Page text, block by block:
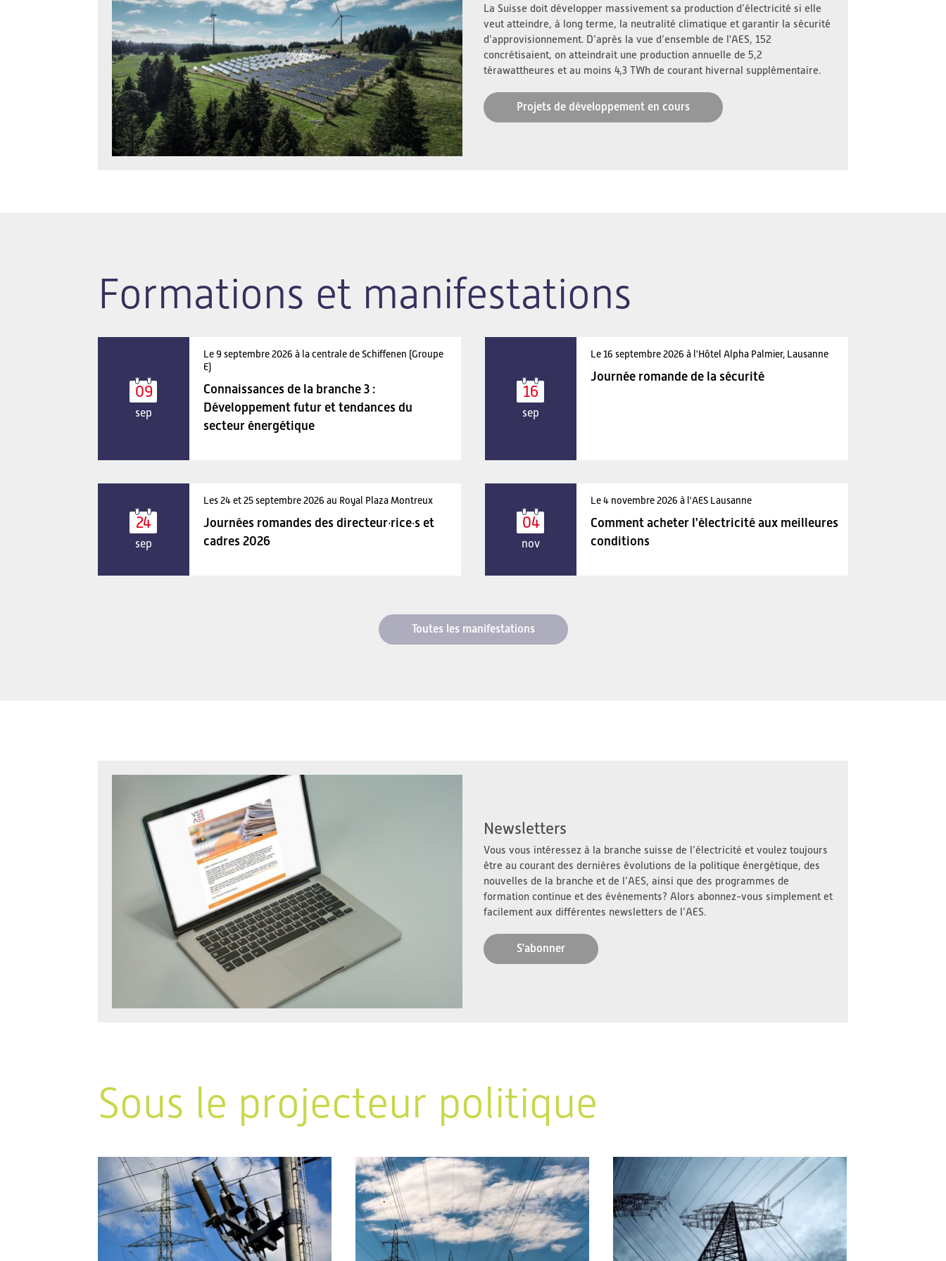
La Suisse doit développer massivement sa production d’électricité si elle
veut atteindre, à long terme, la neutralité climatique et garantir la sécurité
d’approvisionnement. D’après la vue d’ensemble de l'AES, 152
concrétisaient, on atteindrait une production annuelle de 5,2
térawattheures et au moins 4,3 TWh de courant hivernal supplémentaire.
Projets de développement en cours
Formations et manifestations
09
sep
Le 9 septembre 2026 à la centrale de Schiffenen (Groupe
E)
Connaissances de la branche 3 :
Développement futur et tendances du
secteur énergétique
16
sep
Le 16 septembre 2026 à l'Hôtel Alpha Palmier, Lausanne
Journée romande de la sécurité
24
sep
Les 24 et 25 septembre 2026 au Royal Plaza Montreux
Journées romandes des directeur·rice·s et
cadres 2026
04
nov
Le 4 novembre 2026 à l'AES Lausanne
Comment acheter l'électricité aux meilleures
conditions
Toutes les manifestations
Newsletters
Vous vous intéressez à la branche suisse de l’électricité et voulez toujours
être au courant des dernières évolutions de la politique énergétique, des
nouvelles de la branche et de l’AES, ainsi que des programmes de
formation continue et des événements? Alors abonnez-vous simplement et
facilement aux différentes newsletters de l’AES.
S'abonner
Sous le projecteur politique